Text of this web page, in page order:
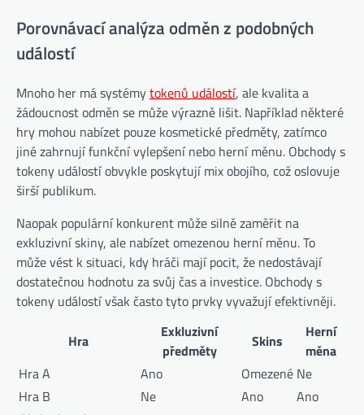
Porovnávací analýza odměn z podobných
událostí
Mnoho her má systémytokenů událostí, ale kvalita a
žádoucnost odměn se může výrazně lišit. Například některé
hry mohou nabízet pouze kosmetické předměty, zatímco
jiné zahrnují funkční vylepšení nebo herní měnu. Obchody s
tokeny událostí obvykle poskytují mix obojího, což oslovuje
širší publikum.
Naopak populární konkurent může silně zaměřit na
exkluzivní skiny, ale nabízet omezenou herní měnu. To
může vést k situaci, kdy hráči mají pocit, že nedostávají
dostatečnou hodnotu za svůj čas a investice. Obchody s
tokeny událostí však často tyto prvky vyvažují efektivněji.
Hra
Exkluzivní
předměty
Skins
Herní
měna
Hra A
Ano Omezené Ne
Hra B
Ne Ano
Ano